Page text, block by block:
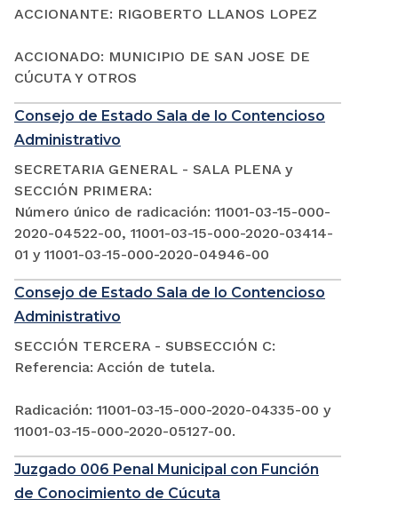
ACCIONANTE: RIGOBERTO LLANOS LOPEZ
ACCIONADO: MUNICIPIO DE SAN JOSE DE
CÚCUTA Y OTROS
Consejo de Estado Sala de lo Contencioso
Administrativo
SECRETARIA GENERAL - SALA PLENA y
SECCIÓN PRIMERA:
Número único de radicación: 11001-03-15-000-
2020-04522-00, 11001-03-15-000-2020-03414-
01 y 11001-03-15-000-2020-04946-00
Consejo de Estado Sala de lo Contencioso
Administrativo
SECCIÓN TERCERA - SUBSECCIÓN C:
Referencia: Acción de tutela.
Radicación: 11001-03-15-000-2020-04335-00 y
11001-03-15-000-2020-05127-00.
Juzgado 006 Penal Municipal con Función
de Conocimiento de Cúcuta